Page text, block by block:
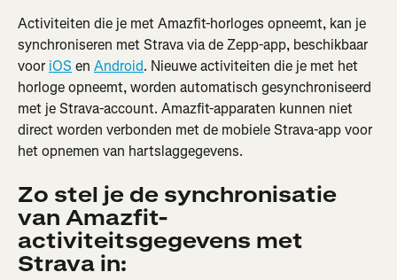
Activiteiten die je met Amazfit-horloges opneemt, kan je
synchroniseren met Strava via de Zepp-app, beschikbaar
voor iOS en Android. Nieuwe activiteiten die je met het
horloge opneemt, worden automatisch gesynchroniseerd
met je Strava-account. Amazfit-apparaten kunnen niet
direct worden verbonden met de mobiele Strava-app voor
het opnemen van hartslaggegevens.
Zo stel je de synchronisatie
van Amazfit-
activiteitsgegevens met
Strava in: